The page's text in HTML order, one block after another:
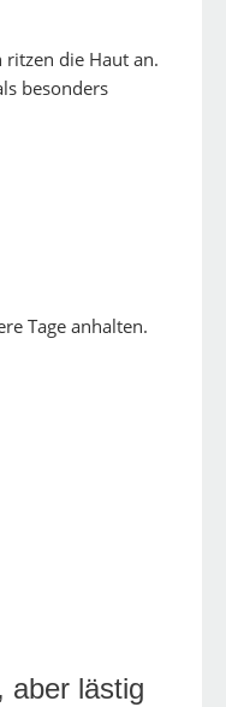
die Haut an.
besonders
Tage anhalten.
aber lästig